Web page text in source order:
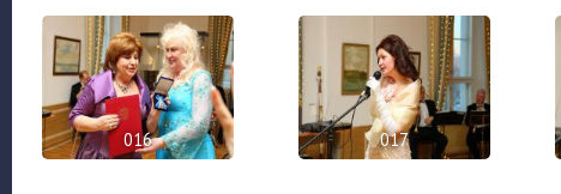
016 017